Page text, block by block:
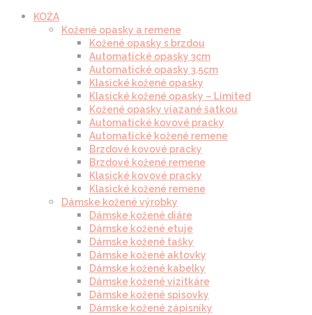
KOŽA
Kožené opasky a remene
Kožené opasky s brzdou
Automatické opasky 3cm
Automatické opasky 3.5cm
Klasické kožené opasky
Klasické kožené opasky – Limited
Kožené opasky viazané šatkou
Automatické kovové pracky
Automatické kožené remene
Brzdové kovové pracky
Brzdové kožené remene
Klasické kovové pracky
Klasické kožené remene
Dámske kožené výrobky
Dámske kožené diáre
Dámske kožené etuje
Dámske kožené tašky
Dámske kožené aktovky
Dámske kožené kabelky
Dámske kožené vizitkáre
Dámske kožené spisovky
Dámske kožené zápisníky